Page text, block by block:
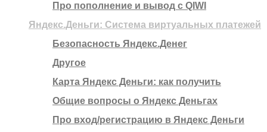
Про пополнение и вывод с QIWI
Яндекс.Деньги: Система виртуальных платежей
Безопасность Яндекс.Денег
Другое
Карта Яндекс Деньги: как получить
Общие вопросы о Яндекс Деньгах
Про вход/регистрацию в Яндекс Деньги